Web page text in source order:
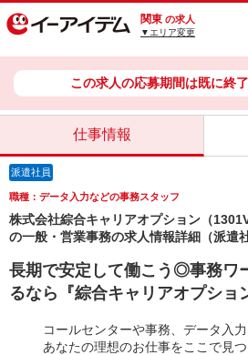
関東 の求人
▼エリア変更
この求人の応募期間は既に終
仕事情報
派遣社員
職種：データ入力などの事務スタッフ
株式会社綜合キャリアオプション（
の一般・営業事務の求人情報詳細（派遣
長期で安定して働こう◎事務ワ
るなら『綜合キャリアオプショ
コールセンターや事務、データ入
あなたの理想のお仕事をここで見